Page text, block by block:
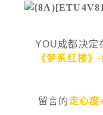
YOU成都决定
《梦系红楼
留言的 走心度